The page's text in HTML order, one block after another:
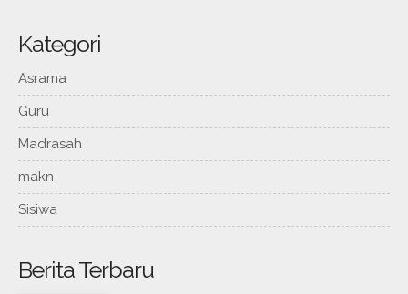
Kategori
Asrama
Guru
Madrasah
makn
Sisiwa
Berita Terbaru